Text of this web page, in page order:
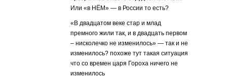
Или «в НЁМ» — в России то есть?
«В двадцатом веке стар и млад
премного жили так, и в двадцать первом
– нисколечко не изменилось» — так и не
изменилось? похоже тут такая ситуация
что со времен царя Гороха ничего не
изменилось